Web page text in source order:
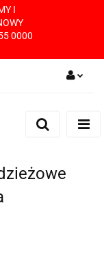
I
0000
Zarejestruj się